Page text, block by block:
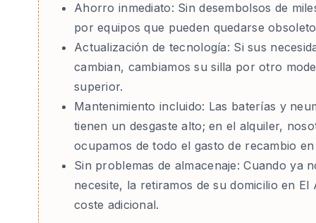
Ahorro inmediato: Sin desembolsos de
por equipos que pueden quedarse
Actualización de tecnología: Si sus
cambian, cambiamos su silla por otro
superior.
Mantenimiento incluido: Las baterías y
tienen un desgaste alto; en el alquiler,
ocupamos de todo el gasto de recambio
Sin problemas de almacenaje: Cuando ya
necesite, la retiramos de su domicilio en El
coste adicional.